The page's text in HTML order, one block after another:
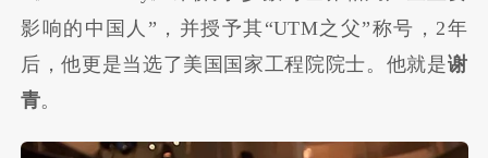
影响的中国人”，并授予其“UTM之父”称号，2年
后，他更是当选了美国国家工程院院士。他就是谢
青。